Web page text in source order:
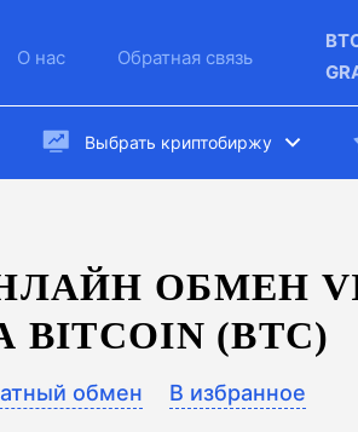
О нас Обратная связь
Выбрать криптобиржу
ОБМЕН
BITCOIN (BTC)
обмен В избранное